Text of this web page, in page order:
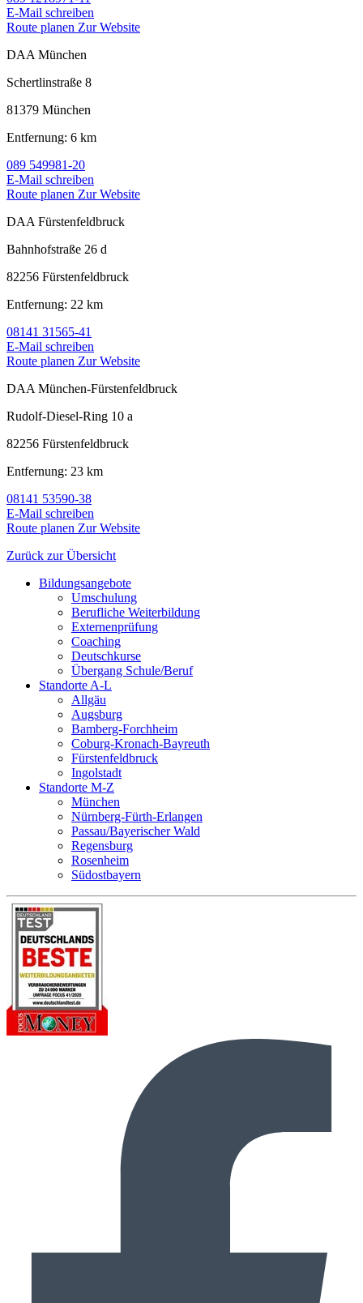
E-Mail schreiben
Route planen Zur Website
DAA München
Schertlinstraße 8
81379 München
Entfernung: 6 km
089 549981-20
E-Mail schreiben
Route planen Zur Website
DAA Fürstenfeldbruck
Bahnhofstraße 26 d
82256 Fürstenfeldbruck
Entfernung: 22 km
08141 31565-41
E-Mail schreiben
Route planen Zur Website
DAA München-Fürstenfeldbruck
Rudolf-Diesel-Ring 10 a
82256 Fürstenfeldbruck
Entfernung: 23 km
08141 53590-38
E-Mail schreiben
Route planen Zur Website
Zurück zur Übersicht
Bildungsangebote
Umschulung
Berufliche Weiterbildung
Externenprüfung
Coaching
Deutschkurse
Übergang Schule/Beruf
Standorte A-L
Allgäu
Augsburg
Bamberg-Forchheim
Coburg-Kronach-Bayreuth
Fürstenfeldbruck
Ingolstadt
Standorte M-Z
München
Nürnberg-Fürth-Erlangen
Passau/Bayerischer Wald
Regensburg
Rosenheim
Südostbayern